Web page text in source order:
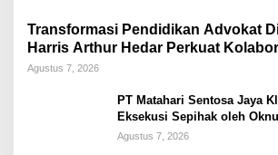
Transformasi Pendidikan Advokat
Harris Arthur Hedar Perkuat
Agustus 7, 2026
PT Matahari Sentosa Jaya
Eksekusi Sepihak oleh
Agustus 7, 2026